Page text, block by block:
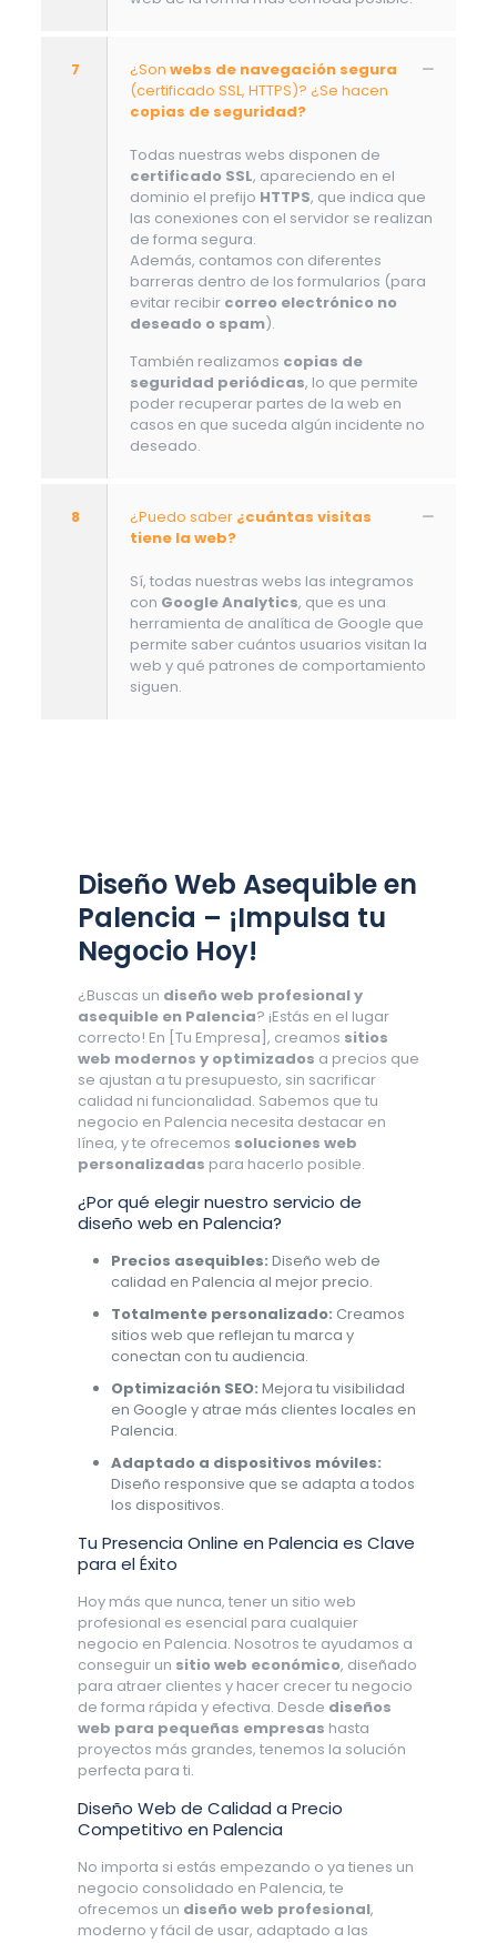
7 ¿Son webs de navegación segura
(certificado SSL, HTTPS)? ¿Se hacen
copias de seguridad?
Todas nuestras webs disponen de
certificado SSL, apareciendo en el
dominio el prefijo HTTPS, que indica que
las conexiones con el servidor se realizan
de forma segura.
Además, contamos con diferentes
barreras dentro de los formularios (para
evitar recibir correo electrónico no
deseado o spam).
También realizamos copias de
seguridad periódicas, lo que permite
poder recuperar partes de la web en
casos en que suceda algún incidente no
deseado.
8 ¿Puedo saber ¿cuántas visitas
tiene la web?
Sí, todas nuestras webs las integramos
con Google Analytics, que es una
herramienta de analítica de Google que
permite saber cuántos usuarios visitan la
web y qué patrones de comportamiento
siguen.
Diseño Web Asequible en
Palencia – ¡Impulsa tu
Negocio Hoy!
¿Buscas un diseño web profesional y
asequible en Palencia? ¡Estás en el lugar
correcto! En [Tu Empresa], creamos sitios
web modernos y optimizados a precios que
se ajustan a tu presupuesto, sin sacrificar
calidad ni funcionalidad. Sabemos que tu
negocio en Palencia necesita destacar en
línea, y te ofrecemos soluciones web
personalizadas para hacerlo posible.
¿Por qué elegir nuestro servicio de
diseño web en Palencia?
Precios asequibles: Diseño web de
calidad en Palencia al mejor precio.
Totalmente personalizado: Creamos
sitios web que reflejan tu marca y
conectan con tu audiencia.
Optimización SEO: Mejora tu visibilidad
en Google y atrae más clientes locales en
Palencia.
Adaptado a dispositivos móviles:
Diseño responsive que se adapta a todos
los dispositivos.
Tu Presencia Online en Palencia es Clave
para el Éxito
Hoy más que nunca, tener un sitio web
profesional es esencial para cualquier
negocio en Palencia. Nosotros te ayudamos a
conseguir un sitio web económico, diseñado
para atraer clientes y hacer crecer tu negocio
de forma rápida y efectiva. Desde diseños
web para pequeñas empresas hasta
proyectos más grandes, tenemos la solución
perfecta para ti.
Diseño Web de Calidad a Precio
Competitivo en Palencia
No importa si estás empezando o ya tienes un
negocio consolidado en Palencia, te
ofrecemos un diseño web profesional,
moderno y fácil de usar, adaptado a las